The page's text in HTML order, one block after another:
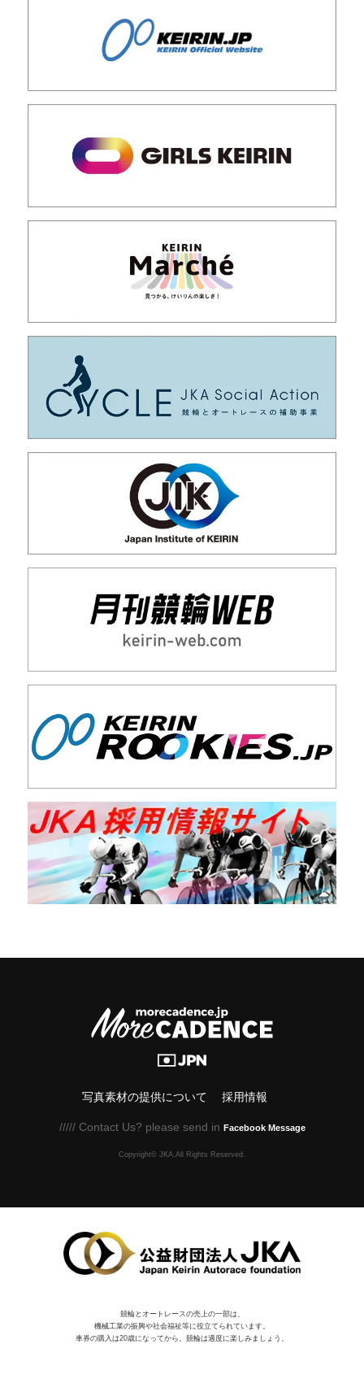
写真素材の提供について 採用情報
///// Contact Us? please send in Facebook Message
Copyright© JKA.All Rights Reserved.
競輪とオートレースの売上の一部は、
機械⼯業の振興や社会福祉等に役⽴てられています。
車券の購入は20歳になってから。競輪は適度に楽しみましょう。